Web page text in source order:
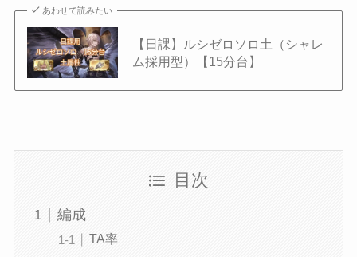
あわせて読みたい
【日課】ルシゼロソロ土（シャレ
ム採用型）【15分台】
目次
編成
TA率